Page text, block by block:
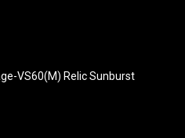
VS60(M) Relic Sunburst